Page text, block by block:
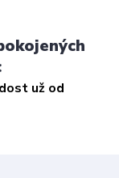
už od